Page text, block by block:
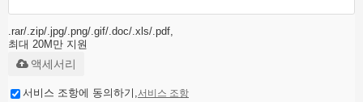
.rar/.zip/.jpg/.png/.gif/.doc/.xls/.pdf,
최대 20M만 지원
액세서리
서비스 조항에 동의하기, 서비스 조항